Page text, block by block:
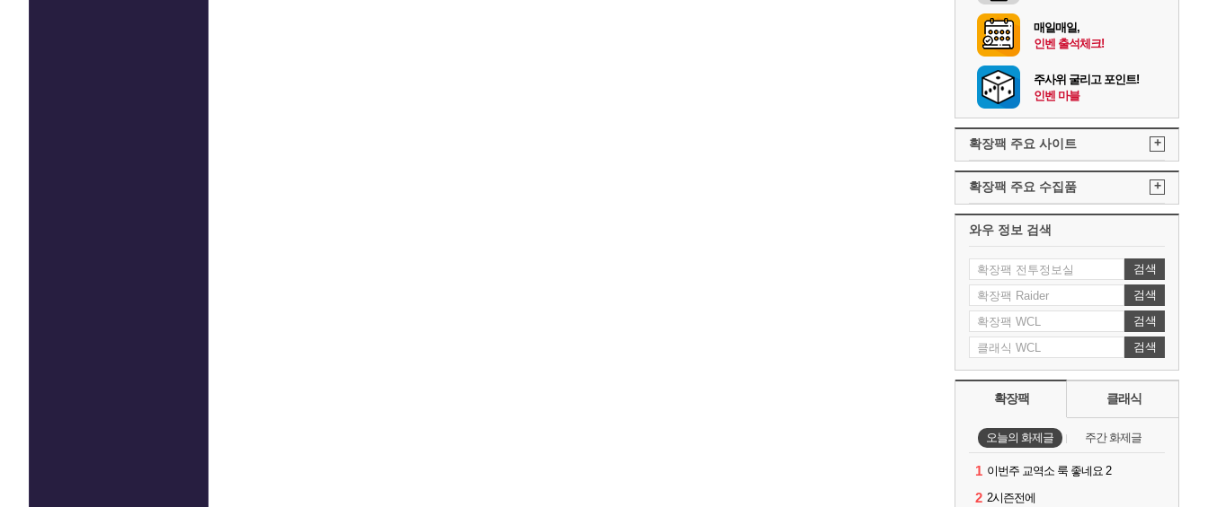
매일매일,
인벤 출석체크!
주사위 굴리고 포인트!
인벤 마블
확장팩 주요 사이트 +
확장팩 주요 수집품 +
와우 정보 검색
검색
검색
검색
검색
확장팩 클래식
오늘의 화제글 주간 화제글
1 이번주 교역소 룩 좋네요 2
2 2시즌전에